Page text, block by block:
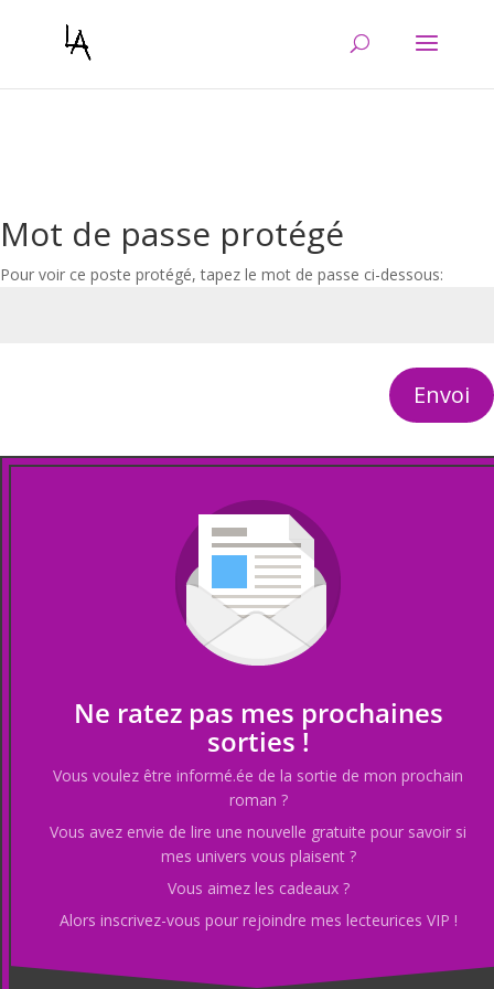
Warning: Constant WP_CRON_LOCK_TIMEOUT already defined in
/htdocs/wp-config.php
Mot de passe protégé
Pour voir ce poste protégé, tapez le mot de passe ci-dessous:
Envoi
Ne ratez pas mes prochaines
sorties !
Vous voulez être informé.ée de la sortie de mon prochain
roman ?
Vous avez envie de lire une nouvelle gratuite pour savoir si
mes univers vous plaisent ?
Vous aimez les cadeaux ?
Alors inscrivez-vous pour rejoindre mes lecteurices VIP !